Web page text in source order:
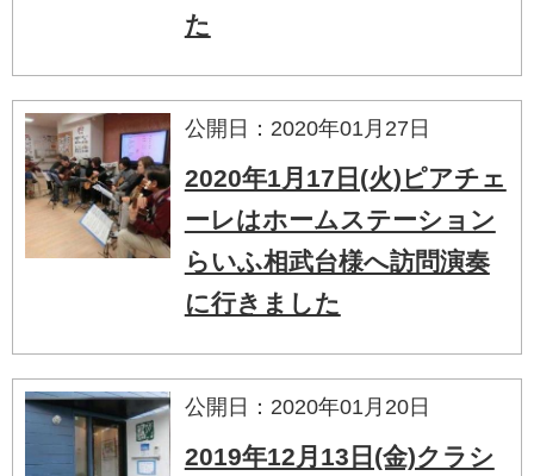
た
公開日：2020年01月27日
2020年1月17日(火)ピアチェ
ーレはホームステーション
らいふ相武台様へ訪問演奏
に行きました
公開日：2020年01月20日
2019年12月13日(金)クラシ